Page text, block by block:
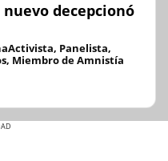
decepcionó
Panelista,
Miembro de Amnistía